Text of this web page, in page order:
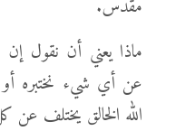
مُقدَّس.
ماذا يعني أن نقول
عن أي شيء نختبره
الله الخالق يختلف عن